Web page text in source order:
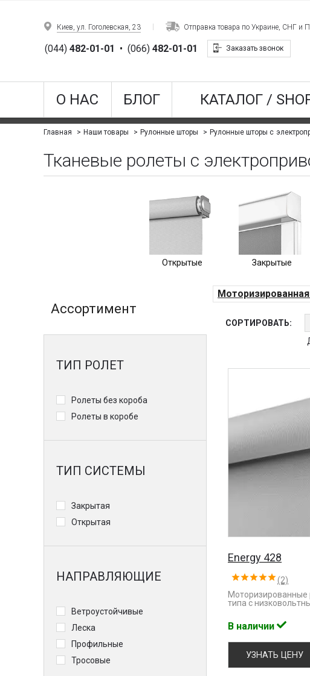
Киев, ул. Гоголевская, 23 Отправка товара по Украине, СНГ и
(044)482-01-01 • (066)482-01-01 Заказать звонок
О НАС БЛОГ КАТАЛОГ /
Главная Наши товары Рулонные шторы Рулонные шторы с
Тканевые ролеты с
Открытые Закрытые
СОРТИРОВАТЬ:
Energy 428
(2)
Моторизированные
типа с
В наличии
УЗНАТЬ ЦЕНУ
Ассортимент
ТИП РОЛЕТ
Ролеты без короба
Ролеты в коробе
ТИП СИСТЕМЫ
Закрытая
Открытая
НАПРАВЛЯЮЩИЕ
Ветроустойчивые
Леска
Профильные
Тросовые